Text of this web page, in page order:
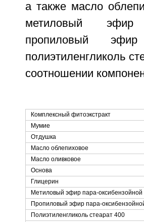
а также масло
метиловый эфир
пропиловый эфир
полиэтиленгликоль
соотношении
Комплексный фитоэкстракт
Мумие
Отдушка
Масло облепиховое
Масло оливковое
Основа
Глицерин
Метиловый эфир пара-оксибензойной
Пропиловый эфир пара-
Полиэтиленгликоль стеарат 400